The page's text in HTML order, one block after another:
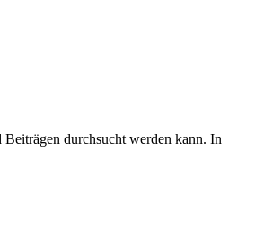
durchsucht werden kann. In